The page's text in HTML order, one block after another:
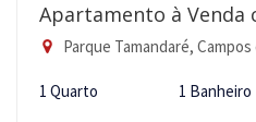
Apartamento à Venda
Parque Tamandaré,
1 Quarto 1 Banheiro